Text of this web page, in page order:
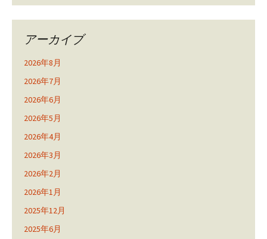
アーカイブ
2026年8月
2026年7月
2026年6月
2026年5月
2026年4月
2026年3月
2026年2月
2026年1月
2025年12月
2025年6月